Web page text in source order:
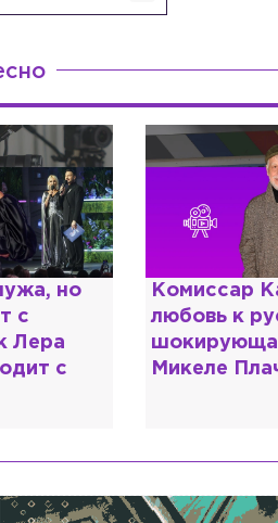
но
с
Лера
с
Комиссар
любовь к
Микеле